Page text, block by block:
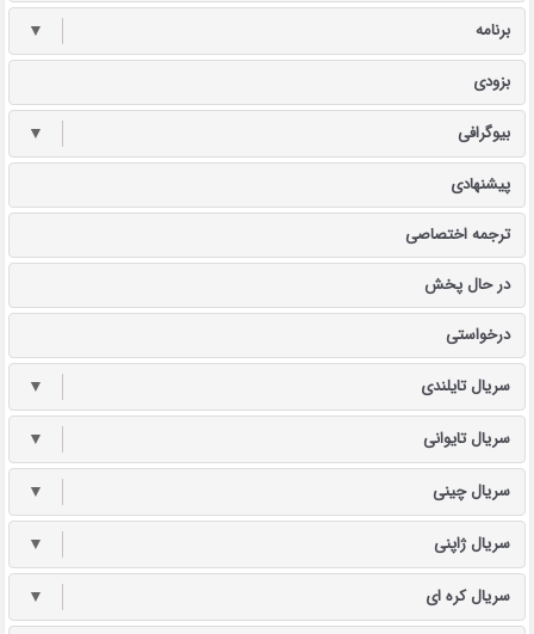
برنامه ▼
بزودی
بیوگرافی ▼
پیشنهادی
ترجمه اختصاصی
در حال پخش
درخواستی
سریال تایلندی ▼
سریال تایوانی ▼
سریال چینی ▼
سریال ژاپنی ▼
سریال کره ای ▼